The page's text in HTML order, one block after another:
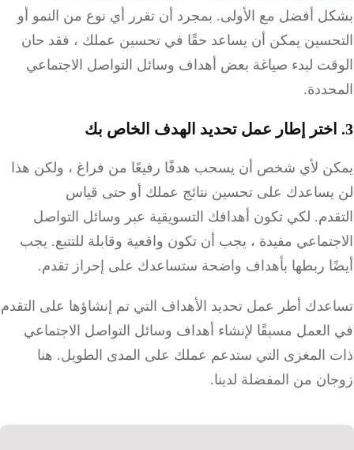
أفضل مع الأولى.بمجرد أن تقرر أي نوع من النمو أو
يمكن أن يساعد حقًا في تحسين عملك ، فقد حان
لبدء صياغة بعض أهداف وسائل التواصل الاجتماعي
لأي شخص أن يسحب هدفًا رفيعًا من فراغ ، ولكن هذا
على تحسين نتائج عملك أو حتى قياس
لكي تكون أهدافك التسويقية عبر وسائل التواصل
مفيدة ، يجب أن تكون واقعية وقابلة للتتبع.يجب
ربطها بأهداف واضحة ستساعدك على إحراز تقدم.
أطر عمل تحديد الأهداف التي تم إنشاؤها على التقدم
مسبقًا لإنشاء أهداف وسائل التواصل الاجتماعي
المغزى التي ستدعم عملك على المدى الطويل.هنا
من المفضلة لدينا.